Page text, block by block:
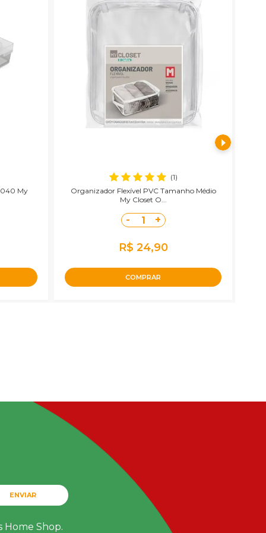
040 My
(1)
Organizador Flexível PVC Tamanho Médio
My Closet O...
- 1 +
R$ 24,90
COMPRAR
Home Shop.
ENVIAR